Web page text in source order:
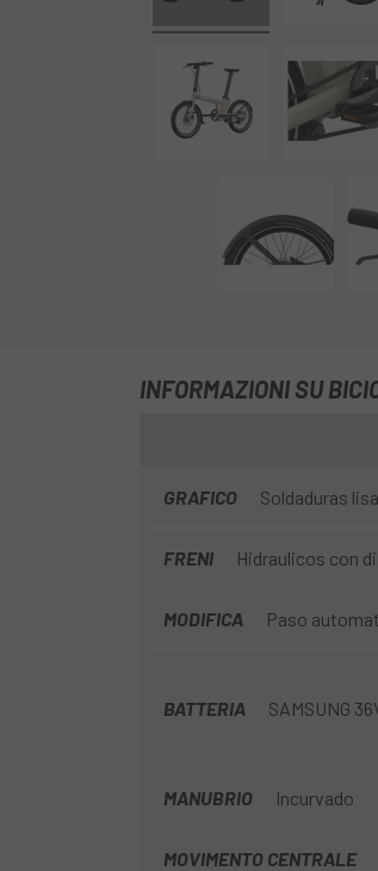
INFORMAZIONI SU
GRAFICO Soldaduras
FRENI Hidraulicos con
MODIFICA Paso
BATTERIA SAMSUNG
MANUBRIO Incurvado
MOVIMENTO CENTRALE